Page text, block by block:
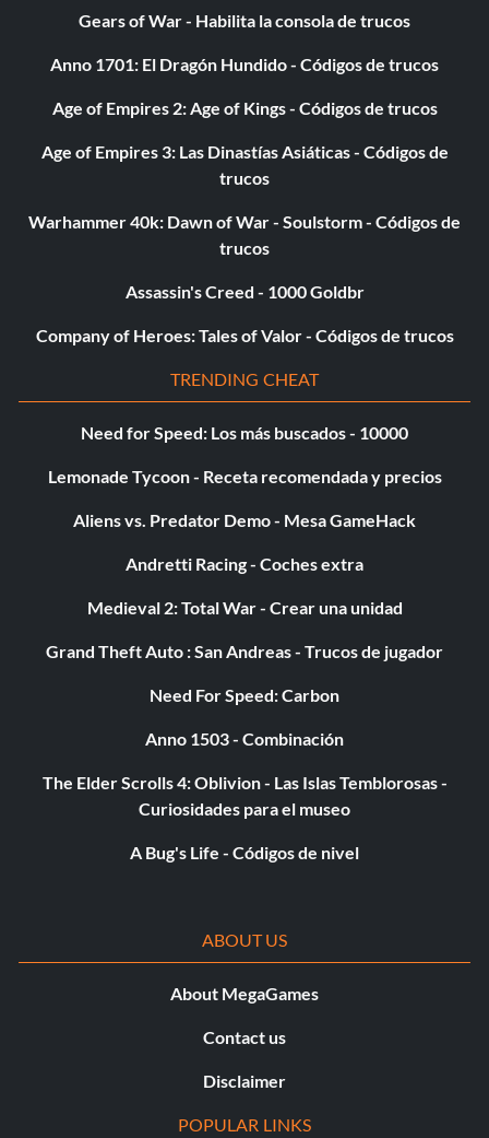
Amigos en las altas esferas
recompensa en el modo de un jugador.
Diana
modo de juego.
Selección antinatural
Objetivo: Mata a una de cada especie animal del juego en
Lentitud en el sorteo
Objetivo: Consigue 10 asistencias en un solo Escondite en
una sesión pública de Free Roam.
anochecer en una sesión pública de Free Roam.
Los más buscados
minutos y escapa con vida en una sesión pública de Free
Gears of War - Habilita la consola de trucos
Anno 1701: El Dragón Hundido - Códigos de trucos
Age of Empires 2: Age of Kings - Códigos de trucos
Age of Empires 3: Las Dinastías Asiáticas - Códigos de
trucos
Warhammer 40k: Dawn of War - Soulstorm - Códigos de
trucos
Assassin's Creed - 1000 Goldbr
Company of Heroes: Tales of Valor - Códigos de trucos
TRENDING CHEAT
Need for Speed: Los más buscados - 10000
Lemonade Tycoon - Receta recomendada y precios
Aliens vs. Predator Demo - Mesa GameHack
Andretti Racing - Coches extra
Medieval 2: Total War - Crear una unidad
Grand Theft Auto : San Andreas - Trucos de jugador
Need For Speed: Carbon
Anno 1503 - Combinación
The Elder Scrolls 4: Oblivion - Las Islas Temblorosas -
Curiosidades para el museo
A Bug's Life - Códigos de nivel
ABOUT US
About MegaGames
Contact us
Disclaimer
POPULAR LINKS